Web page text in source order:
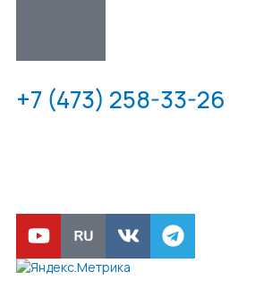
+7 (473) 258-33-26